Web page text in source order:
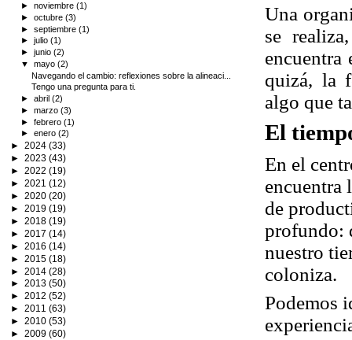
Una
se
encuentra
quizá, la
algo que
El
En el
encuentra
de
profundo:
nuestro
coloniza.
Podemos
►noviembre(1)
►octubre(3)
►septiembre(1)
►julio(1)
►junio(2)
▼mayo(2)
Navegando el cambio: reflexiones sobre la alineaci...
Tengo una pregunta para ti.
►abril(2)
►marzo(3)
►febrero(1)
►enero(2)
► 2024 (33)
► 2023 (43)
► 2022 (19)
► 2021 (12)
► 2020 (20)
► 2019 (19)
► 2018 (19)
► 2017 (14)
► 2016 (14)
► 2015 (18)
► 2014 (28)
► 2013 (50)
► 2012 (52)
► 2011 (63)
► 2010 (53)
► 2009 (60)